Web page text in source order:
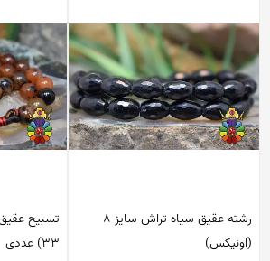
رشته عقیق سیاه تراش سایز 8